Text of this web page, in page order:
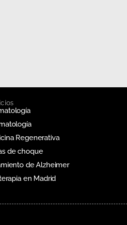
Regenerativa
de choque
de Alzheimer
en Madrid